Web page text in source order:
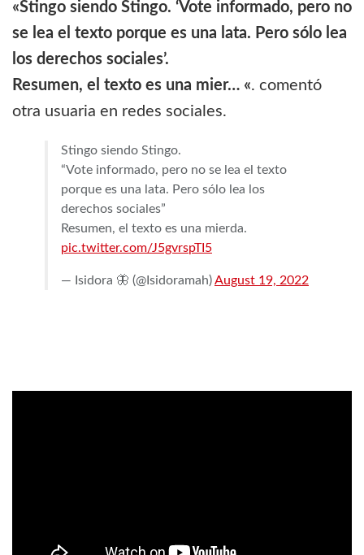
«Stingo siendo Stingo. ‘Vote informado, pero no
se lea el texto porque es una lata. Pero sólo lea
los derechos sociales’.
Resumen, el texto es una mier… «. comentó
otra usuaria en redes sociales.
Stingo siendo Stingo.
“Vote informado, pero no se lea el texto
porque es una lata. Pero sólo lea los
derechos sociales”
Resumen, el texto es una mierda.
pic.twitter.com/J5gvrspTI5
— Isidora 🦋 (@Isidoramah)August 19, 2022